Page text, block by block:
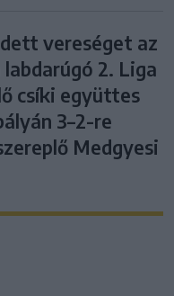
vereséget az
labdarúgó 2. Liga
csíki együttes
3–2-re
Medgyesi